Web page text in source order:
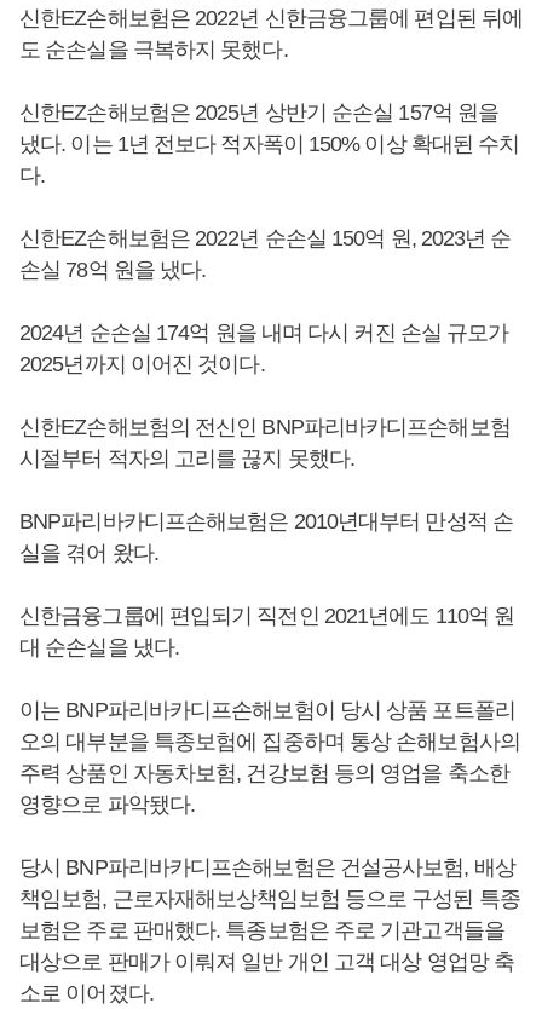
신한EZ손해보험은 2022년 신한금융그룹에 편입된 뒤에
도 순손실을 극복하지 못했다.
신한EZ손해보험은 2025년 상반기 순손실 157억 원을
냈다. 이는 1년 전보다 적자폭이 150% 이상 확대된 수치
다.
신한EZ손해보험은 2022년 순손실 150억 원, 2023년 순
손실 78억 원을 냈다.
2024년 순손실 174억 원을 내며 다시 커진 손실 규모가
2025년까지 이어진 것이다.
신한EZ손해보험의 전신인 BNP파리바카디프손해보험
시절부터 적자의 고리를 끊지 못했다.
BNP파리바카디프손해보험은 2010년대부터 만성적 손
실을 겪어 왔다.
신한금융그룹에 편입되기 직전인 2021년에도 110억 원
대 순손실을 냈다.
이는 BNP파리바카디프손해보험이 당시 상품 포트폴리
오의 대부분을 특종보험에 집중하며 통상 손해보험사의
주력 상품인 자동차보험, 건강보험 등의 영업을 축소한
영향으로 파악됐다.
당시 BNP파리바카디프손해보험은 건설공사보험, 배상
책임보험, 근로자재해보상책임보험 등으로 구성된 특종
보험은 주로 판매했다. 특종보험은 주로 기관고객들을
대상으로 판매가 이뤄져 일반 개인 고객 대상 영업망 축
소로 이어졌다.